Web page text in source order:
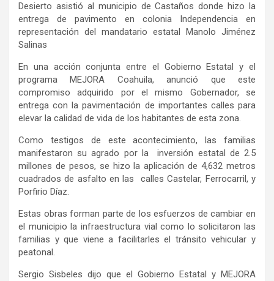
Desierto asistió al municipio de Castaños donde hizo
la
entrega de pavimento en colonia Independencia en
representación del mandatario estatal Manolo Jiménez
Salinas
En una acción conjunta entre el Gobierno Estatal y el
programa MEJORA Coahuila,anunció que este
compromiso adquirido por el mismo Gobernador, se
entregacon la pavimentación de importantes callespara
elevar la calidad de vida de los habitantes de esta zona.
Como testigos de este acontecimiento, las familias
manifestaron su agrado por lainversión estatal de 2.5
millones de pesos, se hizo la aplicación de 4,632 metros
cuadrados de asfalto en lascalles Castelar, Ferrocarril, y
Porfirio Díaz.
Estas obras forman parte de los esfuerzos decambiar en
el municipio la infraestructura vialcomo lo solicitaron las
familias y que viene a facilitarlesel tránsito vehicular y
peatonal.
Sergio Sisbeles dijo que el Gobierno Estatal y MEJORA